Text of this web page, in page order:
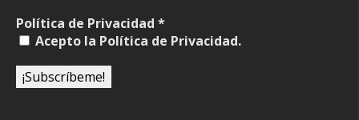
Política de Privacidad *
Acepto la Política de Privacidad.